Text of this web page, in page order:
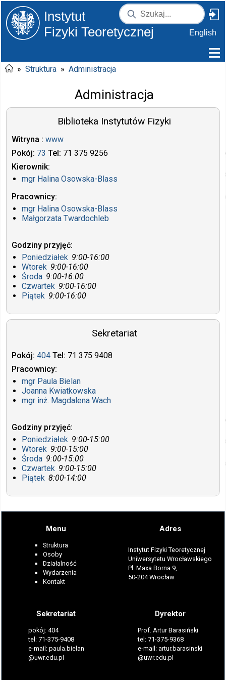
Instytut
Fizyki Teoretycznej
English
» Struktura » Administracja
Administracja
Biblioteka Instytutów Fizyki
Witryna
www
Pokój 73 Tel 71 375 9256
Kierownik
mgr Halina Osowska-Blass
Pracownicy
mgr Halina Osowska-Blass
Małgorzata Twardochleb
Godziny przyjęć
Poniedziałek 9:00-16:00
Wtorek 9:00-16:00
Środa 9:00-16:00
Czwartek 9:00-16:00
Piątek 9:00-16:00
Sekretariat
Pokój 404 Tel 71 375 9408
Pracownicy
mgr Paula Bielan
Joanna Kwiatkowska
mgr inż. Magdalena Wach
Godziny przyjęć
Poniedziałek 9:00-15:00
Wtorek 9:00-15:00
Środa 9:00-15:00
Czwartek 9:00-15:00
Piątek 8:00-14:00
Menu
Struktura
Osoby
Działalność
Wydarzenia
Kontakt
Adres
Instytut Fizyki Teoretycznej
Uniwersytetu Wrocławskiego
Pl. Maxa Borna 9,
50-204 Wrocław
Sekretariat
pokój: 404
tel: 71-375-9408
e-mail: paula.bielan
@uwr.edu.pl
Dyrektor
Prof. Artur Barasiński
tel: 71-375-9368
e-mail: artur.barasinski
@uwr.edu.pl